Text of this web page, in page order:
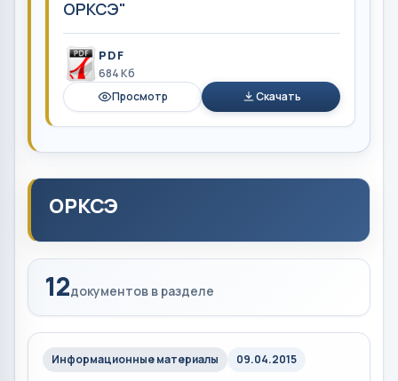
ОРКСЭ"
PDF
684 Кб
Просмотр
Скачать
ОРКСЭ
12документов в разделе
Информационные материалы 09.04.2015